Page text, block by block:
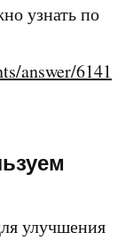
узнать по
answer/6141
улучшения